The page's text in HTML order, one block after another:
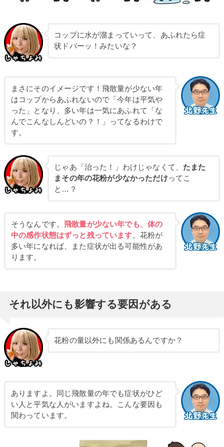
コップに水が溜まっていって、あふれたら症
状ドバーッ！みたいな？
まさにそのイメージです！飛散量が少ない年
はコップからあふれないので「今年は平気や
った」となり、多い年は一気にあふれて「な
んでこんなしんどいの？！」ってなるわけで
す。
じゃあ「治った！」わけじゃなくて、 たまた
まその年の花粉が少なかっただけってこ
と…？
そうなんです。飛散量が少ない年でも、体の
中の感作状態はずっと残っています。花粉が
多い年になれば、また症状が出る可能性があ
ります。
それ以外にも影響する要因がある
花粉の量以外にも関係あるんですか？
ありますよ。同じ飛散量の年でも症状がひど
い人と平気な人がいますよね。こんな要因も
関わっています。